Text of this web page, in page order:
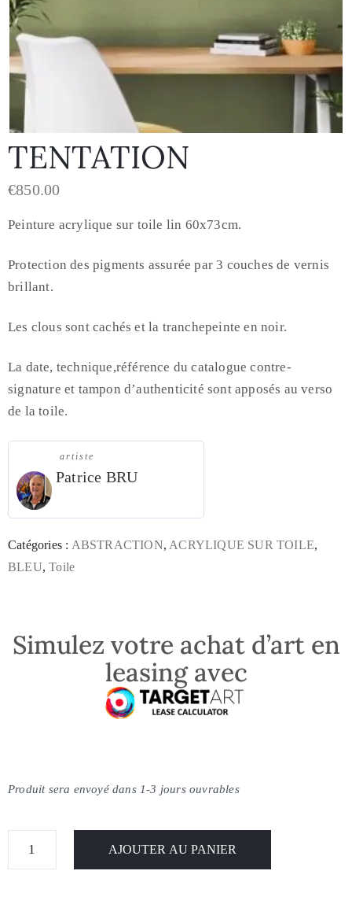
TENTATION
€850.00
Peinture acrylique sur toile lin 60x73cm.
Protection des pigments assurée par 3 couches de vernis
brillant.
Les clous sont cachés et la tranchepeinte en noir.
La date, technique,référence du catalogue contre-
signature et tampon d’authenticité sont apposés au verso
de la toile.
artiste
Patrice BRU
Catégories : ABSTRACTION, ACRYLIQUE SUR TOILE,
BLEU,Toile
Simulez votre achat d’art en
leasing avec
Produit sera envoyé dans 1-3 jours ouvrables
AJOUTER AU PANIER